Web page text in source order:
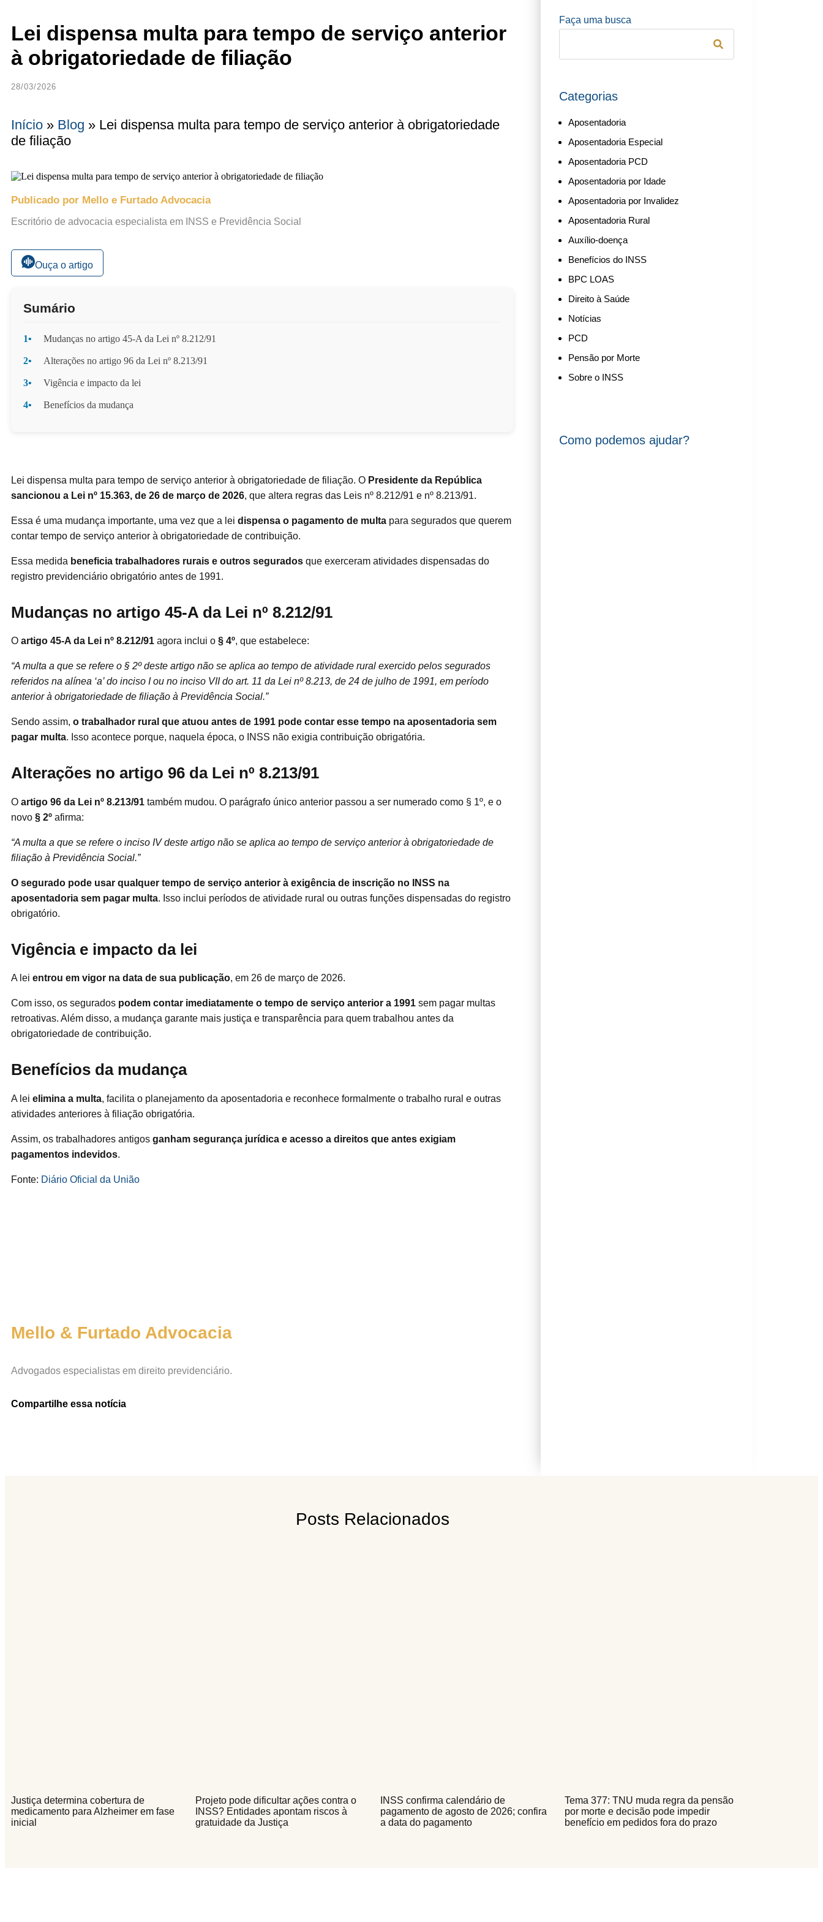
Lei dispensa multa para tempo de serviço anterior
à obrigatoriedade de filiação
28/03/2026
Início » Blog » Lei dispensa multa para tempo de serviço anterior à obrigatoriedade
de filiação
Publicado por Mello e Furtado Advocacia
Escritório de advocacia especialista em INSS e Previdência Social
Ouça o artigo
Sumário
1• Mudanças no artigo 45-A da Lei nº 8.212/91
2• Alterações no artigo 96 da Lei nº 8.213/91
3• Vigência e impacto da lei
4• Benefícios da mudança
Lei dispensa multa para tempo de serviço anterior à obrigatoriedade de filiação. O Presidente da República
sancionou a Lei nº 15.363, de 26 de março de 2026, que altera regras das Leis nº 8.212/91 e nº 8.213/91.
Essa é uma mudança importante, uma vez que a lei dispensa o pagamento de multa para segurados que querem
contar tempo de serviço anterior à obrigatoriedade de contribuição.
Essa medida beneficia trabalhadores rurais e outros segurados que exerceram atividades dispensadas do
registro previdenciário obrigatório antes de 1991.
Mudanças no artigo 45-A da Lei nº 8.212/91
O artigo 45-A da Lei nº 8.212/91 agora inclui o § 4º, que estabelece:
“A multa a que se refere o § 2º deste artigo não se aplica ao tempo de atividade rural exercido pelos segurados
referidos na alínea ‘a’ do inciso I ou no inciso VII do art. 11 da Lei nº 8.213, de 24 de julho de 1991, em período
anterior à obrigatoriedade de filiação à Previdência Social.”
Sendo assim, o trabalhador rural que atuou antes de 1991 pode contar esse tempo na aposentadoria sem
pagar multa. Isso acontece porque, naquela época, o INSS não exigia contribuição obrigatória.
Alterações no artigo 96 da Lei nº 8.213/91
O artigo 96 da Lei nº 8.213/91 também mudou. O parágrafo único anterior passou a ser numerado como § 1º, e o
novo § 2º afirma:
“A multa a que se refere o inciso IV deste artigo não se aplica ao tempo de serviço anterior à obrigatoriedade de
filiação à Previdência Social.”
O segurado pode usar qualquer tempo de serviço anterior à exigência de inscrição no INSS na
aposentadoria sem pagar multa. Isso inclui períodos de atividade rural ou outras funções dispensadas do registro
obrigatório.
Vigência e impacto da lei
A lei entrou em vigor na data de sua publicação, em 26 de março de 2026.
Com isso, os segurados podem contar imediatamente o tempo de serviço anterior a 1991 sem pagar multas
retroativas. Além disso, a mudança garante mais justiça e transparência para quem trabalhou antes da
obrigatoriedade de contribuição.
Benefícios da mudança
A lei elimina a multa, facilita o planejamento da aposentadoria e reconhece formalmente o trabalho rural e outras
atividades anteriores à filiação obrigatória.
Assim, os trabalhadores antigos ganham segurança jurídica e acesso a direitos que antes exigiam
pagamentos indevidos.
Fonte: Diário Oficial da União
Mello & Furtado Advocacia
Advogados especialistas em direito previdenciário.
Compartilhe essa notícia
Faça uma busca
Categorias
Aposentadoria
Aposentadoria Especial
Aposentadoria PCD
Aposentadoria por Idade
Aposentadoria por Invalidez
Aposentadoria Rural
Auxílio-doença
Benefícios do INSS
BPC LOAS
Direito à Saúde
Notícias
PCD
Pensão por Morte
Sobre o INSS
Como podemos ajudar?
Posts Relacionados
Justiça determina cobertura de
medicamento para Alzheimer em fase
inicial
Projeto pode dificultar ações contra o
INSS? Entidades apontam riscos à
gratuidade da Justiça
INSS confirma calendário de
pagamento de agosto de 2026; confira
a data do pagamento
Tema 377: TNU muda regra da pensão
por morte e decisão pode impedir
benefício em pedidos fora do prazo